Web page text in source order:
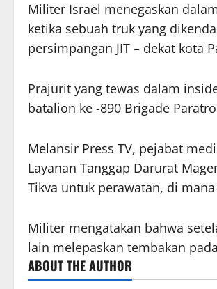
Militer Israel menegaskan
ketika sebuah truk yang
persimpangan JIT – dekat kota
Prajurit yang tewas dalam
batalion ke -890 Brigade
Melansir Press TV, pejabat
Layanan Tanggap Darurat
Tikva untuk perawatan, di
Militer mengatakan bahwa
lain melepaskan tembakan
ABOUT THE AUTHOR